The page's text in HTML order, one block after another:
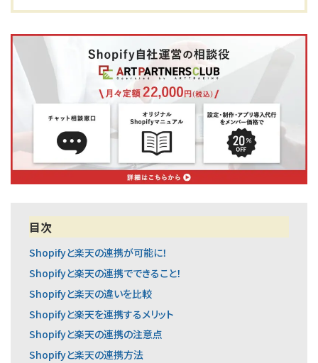
目次
Shopifyと楽天の連携が可能に！
Shopifyと楽天の連携でできること！
Shopifyと楽天の違いを比較
Shopifyと楽天を連携するメリット
Shopifyと楽天の連携の注意点
Shopifyと楽天の連携方法